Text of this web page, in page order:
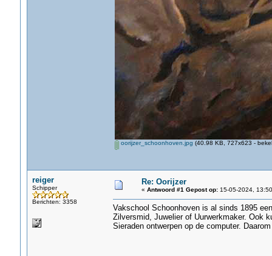
oorijzer_schoonhoven.jpg (40.98 KB, 727x623 -
reiger
Schipper
Berichten: 3358
Re: Oorijzer
« Antwoord #1 Gepost op:15-05-2024,
Vakschool Schoonhoven is al sinds 1895
Zilversmid, Juwelier of Uurwerkmaker. Ook
Sieraden ontwerpen op de computer.